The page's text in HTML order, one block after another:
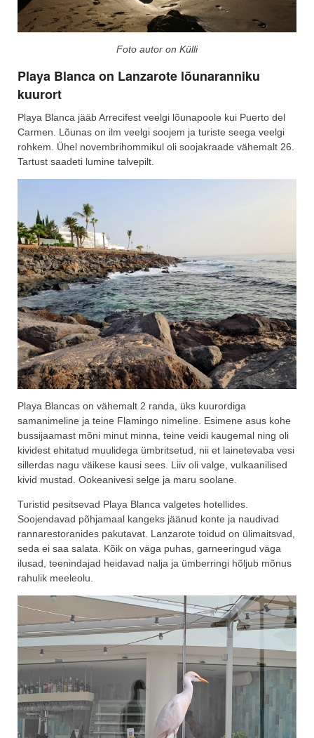
Foto autor on Külli
Playa Blanca on Lanzarote lõunaranniku
kuurort
Playa Blanca jääb Arrecifest veelgi lõunapoole kui Puerto del
Carmen. Lõunas on ilm veelgi soojem ja turiste seega veelgi
rohkem. Ühel novembrihommikul oli soojakraade vähemalt 26.
Tartust saadeti lumine talvepilt.
Playa Blancas on vähemalt 2 randa, üks kuurordiga
samanimeline ja teine Flamingo nimeline. Esimene asus kohe
bussijaamast mõni minut minna, teine veidi kaugemal ning oli
kividest ehitatud muulidega ümbritsetud, nii et lainetevaba vesi
sillerdas nagu väikese kausi sees. Liiv oli valge, vulkaanilised
kivid mustad. Ookeanivesi selge ja maru soolane.
Turistid pesitsevad Playa Blanca valgetes hotellides.
Soojendavad põhjamaal kangeks jäänud konte ja naudivad
rannarestoranides pakutavat. Lanzarote toidud on ülimaitsvad,
seda ei saa salata. Kõik on väga puhas, garneeringud väga
ilusad, teenindajad heidavad nalja ja ümberringi hõljub mõnus
rahulik meeleolu.